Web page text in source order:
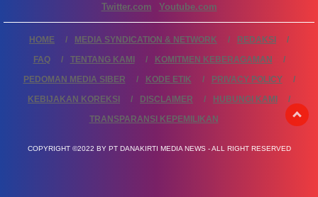
Twitter.com
Youtube.com
HOME MEDIA SYNDICATION & NETWORK
REDAKSI
FAQ
TENTANG KAMI
KOMITMEN KEBERAGAMAN
PEDOMAN MEDIA SIBER
KODE ETIK
PRIVACY POLICY
KEBIJAKAN KOREKSI
DISCLAIMER
HUBUNGI KAMI
TRANSPARANSI KEPEMILIKAN
COPYRIGHT ©2022 BY PT DANAKIRTI MEDIA NEWS - ALL RIGHT RESERVED